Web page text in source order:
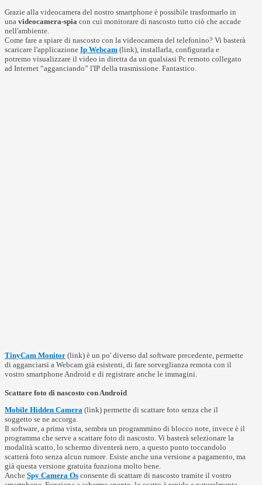
Grazie alla videocamera del nostro smartphone è possibile trasformarlo in
una videocamera-spia con cui monitorare di nascosto tutto ciò che accade
nell'ambiente.
Come fare a spiare di nascosto con la videocamera del telefonino? Vi basterà
scaricare l'applicazione Ip Webcam (link), installarla, configurarla e
potremo visualizzare il video in diretta da un qualsiasi Pc remoto collegato
ad Internet “agganciando” l'IP della trasmissione. Fantastico.
TinyCam Monitor (link) è un po' diverso dal software precedente, permette
di agganciarsi a Webcam già esistenti, di fare sorveglianza remota con il
vostro smartphone Android e di registrare anche le immagini.
Scattare foto di nascosto con Android
Mobile Hidden Camera (link) permette di scattare foto senza che il
soggetto se ne accorga.
Il software, a prima vista, sembra un programmino di blocco note, invece è il
programma che serve a scattare foto di nascosto. Vi basterà selezionare la
modalità scatto, lo schermo diventerà nero, a questo punto toccandolo
scatterà foto senza alcun rumore. Esiste anche una versione a pagamento, ma
già questa versione gratuita funziona molto bene.
Anche Spy Camera Os consente di scattare di nascosto tramite il vostro